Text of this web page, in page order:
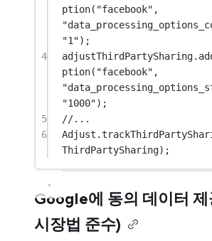
ption( "facebook"
"1");
4
adjustThirdPartySharing.
ption( "facebook"
"1000");
5
//...
6
Adjust.
ThirdPartySharing);
Google에 동의 데이터
시장법 준수)